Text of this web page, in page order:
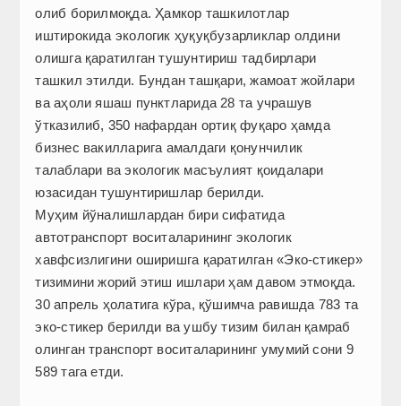
олиб борилмоқда. Ҳамкор ташкилотлар
иштирокида экологик ҳуқуқбузарликлар олдини
олишга қаратилган тушунтириш тадбирлари
ташкил этилди. Бундан ташқари, жамоат жойлари
ва аҳоли яшаш пунктларида 28 та учрашув
ўтказилиб, 350 нафардан ортиқ фуқаро ҳамда
бизнес вакилларига амалдаги қонунчилик
талаблари ва экологик масъулият қоидалари
юзасидан тушунтиришлар берилди.
Муҳим йўналишлардан бири сифатида
автотранспорт воситаларининг экологик
хавфсизлигини оширишга қаратилган «Эко-стикер»
тизимини жорий этиш ишлари ҳам давом этмоқда.
30 апрель ҳолатига кўра, қўшимча равишда 783 та
эко-стикер берилди ва ушбу тизим билан қамраб
олинган транспорт воситаларининг умумий сони 9
589 тага етди.